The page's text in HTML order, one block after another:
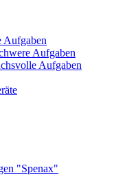
Aufgaben
Aufgaben
Aufgaben
"Spenax"